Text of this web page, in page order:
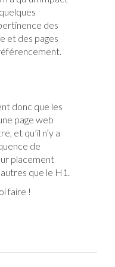
des
et des pages
donc que les
page web
et qu’il n’y a
de
placement
que le H1.
faire !